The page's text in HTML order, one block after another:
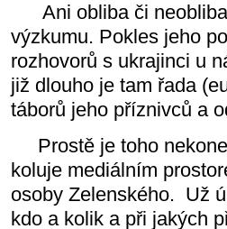
Ani obliba či neobliba
výzkumu. Pokles jeho
rozhovorů s ukrajinci u
již dlouho je tam řada
táborů jeho příznivců a
Prostě je toho
koluje mediálním
osoby Zelenského. Už
kdo a kolik a při jakých